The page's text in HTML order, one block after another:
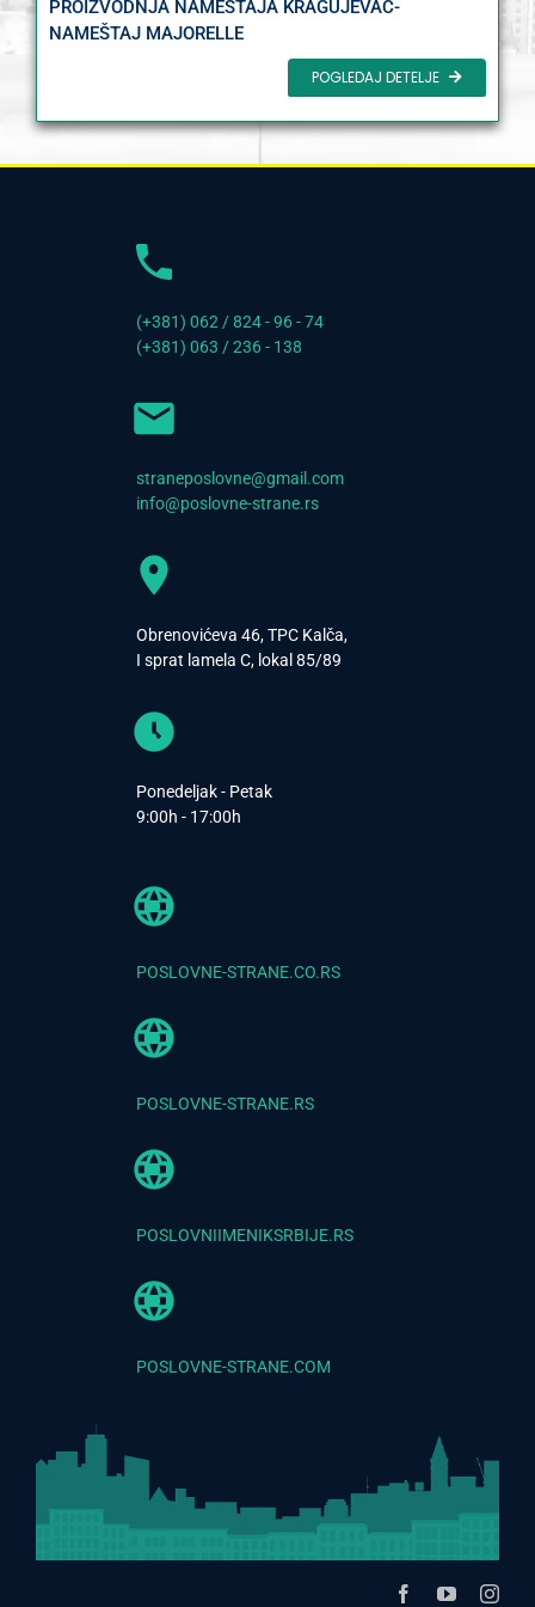
PROIZVODNJA NAMEŠTAJA KRAGUJEVAC-
NAMEŠTAJ MAJORELLE
POGLEDAJ DETELJE
(+381) 062 / 824 - 96 - 74
(+381) 063 / 236 - 138
straneposlovne@gmail.com
info@poslovne-strane.rs
Obrenovićeva 46, TPC Kalča,
I sprat lamela C, lokal 85/89
Ponedeljak - Petak
9:00h - 17:00h
POSLOVNE-STRANE.CO.RS
POSLOVNE-STRANE.RS
POSLOVNIIMENIKSRBIJE.RS
POSLOVNE-STRANE.COM